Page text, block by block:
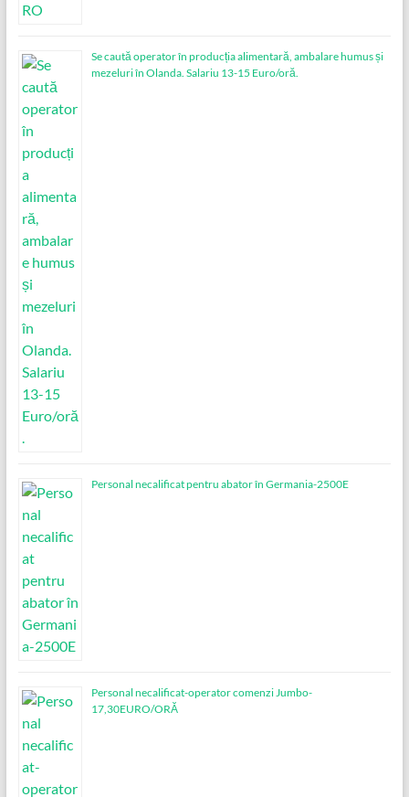
Se caută operator în producția alimentară, ambalare humus și
mezeluri în Olanda. Salariu 13-15 Euro/oră.
Personal necalificat pentru abator în Germania-2500E
Personal necalificat-operator comenzi Jumbo-
17,30EURO/ORĂ